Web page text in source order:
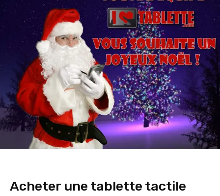
Acheter une tablette tactile